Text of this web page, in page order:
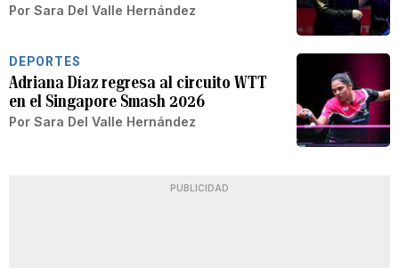
Por Sara Del Valle Hernández
DEPORTES
Adriana Díaz regresa al circuito WTT
en el Singapore Smash 2026
Por Sara Del Valle Hernández
PUBLICIDAD